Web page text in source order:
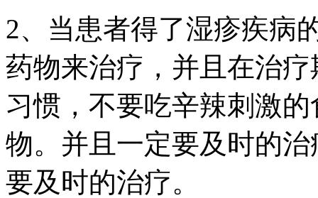
2、当患者得了湿疹疾病
药物来治疗，并且在治
习惯，不要吃辛辣刺激
物。并且一定要及时的
要及时的治疗。